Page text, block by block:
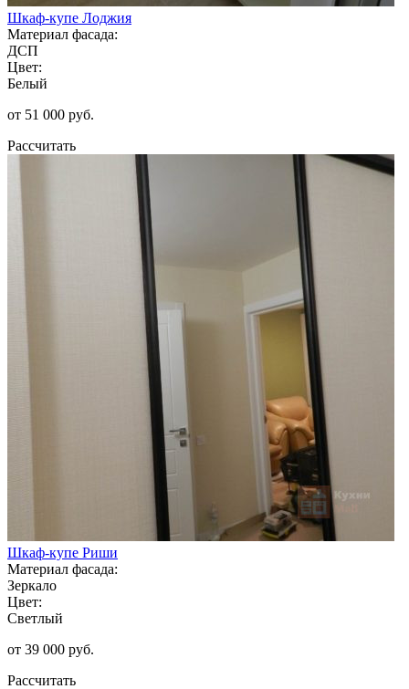
Шкаф-купе Лоджия
Материал фасада:
ДСП
Цвет:
Белый
от 51 000 руб.
Рассчитать
Шкаф-купе Риши
Материал фасада:
Зеркало
Цвет:
Светлый
от 39 000 руб.
Рассчитать